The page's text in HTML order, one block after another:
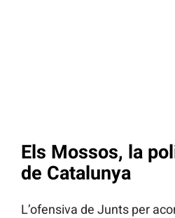
Els Mossos, la
de Catalunya
L’ofensiva de Junts per